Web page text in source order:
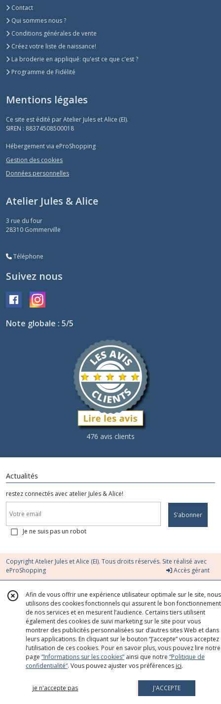
Contact
Qui sommes nous ?
Conditions générales de vente
Créez votre liste de naissance!
La broderie en appliqué: qu'est ce que c'est ?
Programme de Fidélité
Mentions légales
Ce site est édité par Atelier Jules et Alice (EI).
SIREN : 88374508500018
Hébergement via eProShopping
Gestion des cookies
Données personnelles
Atelier Jules & Alice
3 rue du four
28310 Gommerville
Téléphone
Suivez nous
Note globale : 5/5
476 avis clients
Actualités
restez connectés avec atelier Jules & Alice!
S'abonner
Je ne suis pas un robot
Copyright Atelier Jules et Alice (EI). Tous droits réservés. Site réalisé avec
eProShopping
Accès gérant
Afin de vous offrir une expérience utilisateur optimale sur le site, nous
utilisons des cookies fonctionnels qui assurent le bon fonctionnement
de nos services et en mesurent l’audience. Certains tiers utilisent
également des cookies de suivi marketing sur le site pour vous
montrer des publicités personnalisées sur d’autres sites Web et dans
leurs applications. En cliquant sur le bouton “J’accepte” vous acceptez
l’utilisation de ces cookies. Pour en savoir plus, vous pouvez lire notre
page “Informations sur les cookies” ainsi que notre “Politique de
confidentialité“. Vous pouvez ajuster vos préférences ici.
je n'accepte pas J'ACCEPTE